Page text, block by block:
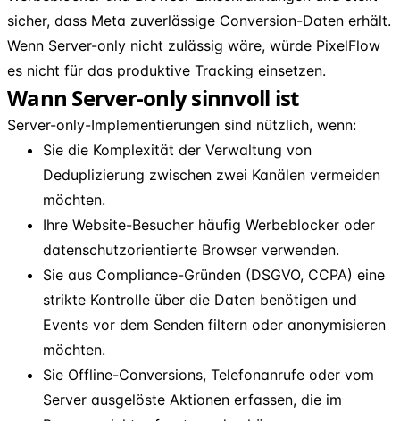
sicher, dass Meta zuverlässige Conversion-Daten erhält.
Wenn Server-only nicht zulässig wäre, würde PixelFlow
es nicht für das produktive Tracking einsetzen.
Wann Server-only sinnvoll ist
Server-only-Implementierungen sind nützlich, wenn:
Sie die Komplexität der Verwaltung von
Deduplizierung zwischen zwei Kanälen vermeiden
möchten.
Ihre Website-Besucher häufig Werbeblocker oder
datenschutzorientierte Browser verwenden.
Sie aus Compliance-Gründen (DSGVO, CCPA) eine
strikte Kontrolle über die Daten benötigen und
Events vor dem Senden filtern oder anonymisieren
möchten.
Sie Offline-Conversions, Telefonanrufe oder vom
Server ausgelöste Aktionen erfassen, die im